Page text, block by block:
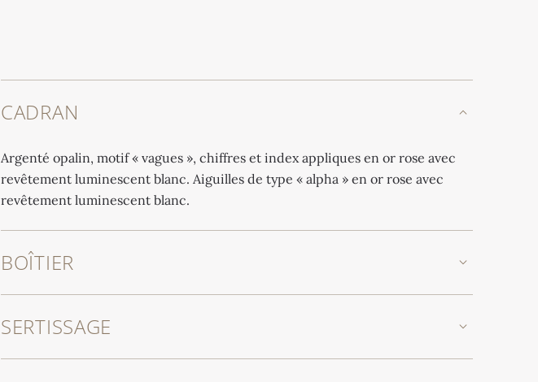
CADRAN
Argenté opalin, motif « vagues », chiffres et index appliques en or rose avec
revêtement luminescent blanc. Aiguilles de type « alpha » en or rose avec
revêtement luminescent blanc.
BOÎTIER
SERTISSAGE